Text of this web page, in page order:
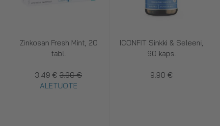
Zinkosan Fresh Mint, 20
tabl.
3.49 € 3.90 €
ALETUOTE
ICONFIT Sinkki & Seleeni,
90 kaps.
9.90 €